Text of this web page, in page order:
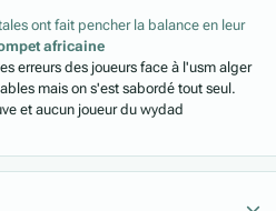
ont fait pencher la balance en leur
africaine
erreurs des joueurs face à l'usm alger
mais on s'est sabordé tout seul.
et aucun joueur du wydad